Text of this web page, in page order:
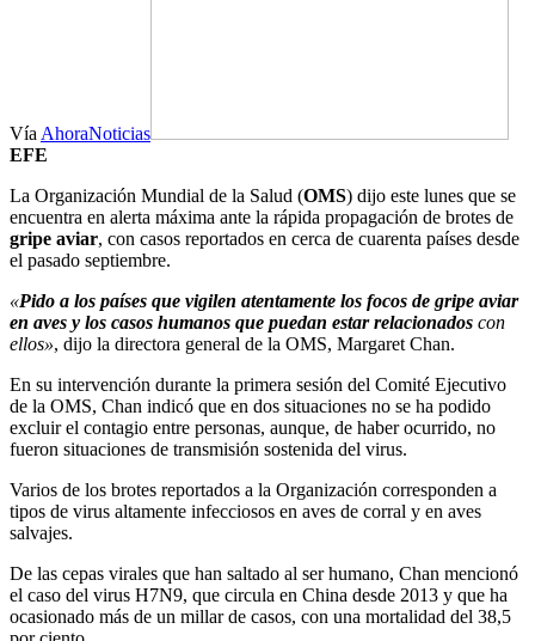
Vía AhoraNoticias
EFE
La Organización Mundial de la Salud (OMS) dijo este lunes que se
encuentra en alerta máxima ante la rápida propagación de brotes de
gripe aviar, con casos reportados en cerca de cuarenta países desde
el pasado septiembre.
«Pido a los países que vigilen atentamente los focos de gripe aviar
en aves y los casos humanos que puedan estar relacionados con
ellos», dijo la directora general de la OMS, Margaret Chan.
En su intervención durante la primera sesión del Comité Ejecutivo
de la OMS, Chan indicó que en dos situaciones no se ha podido
excluir el contagio entre personas, aunque, de haber ocurrido, no
fueron situaciones de transmisión sostenida del virus.
Varios de los brotes reportados a la Organización corresponden a
tipos de virus altamente infecciosos en aves de corral y en aves
salvajes.
De las cepas virales que han saltado al ser humano, Chan mencionó
el caso del virus H7N9, que circula en China desde 2013 y que ha
ocasionado más de un millar de casos, con una mortalidad del 38,5